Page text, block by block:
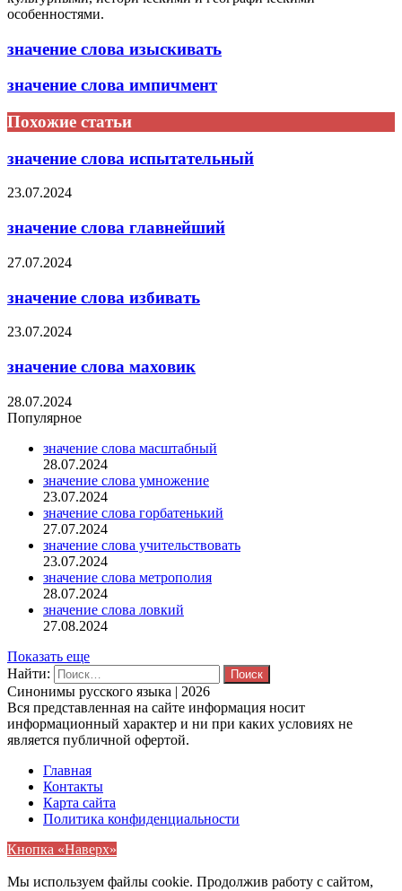
особенностями.
значение слова изыскивать
значение слова импичмент
Похожие статьи
значение слова испытательный
23.07.2024
значение слова главнейший
27.07.2024
значение слова избивать
23.07.2024
значение слова маховик
28.07.2024
Популярное
значение слова масштабный
28.07.2024
значение слова умножение
23.07.2024
значение слова горбатенький
27.07.2024
значение слова учительствовать
23.07.2024
значение слова метрополия
28.07.2024
значение слова ловкий
27.08.2024
Показать еще
Найти:
Синонимы русского языка | 2026
Вся представленная на сайте информация носит
информационный характер и ни при каких условиях не
является публичной офертой.
Главная
Контакты
Карта сайта
Политика конфиденциальности
Кнопка «Наверх»
Мы используем файлы cookie. Продолжив работу с сайтом,